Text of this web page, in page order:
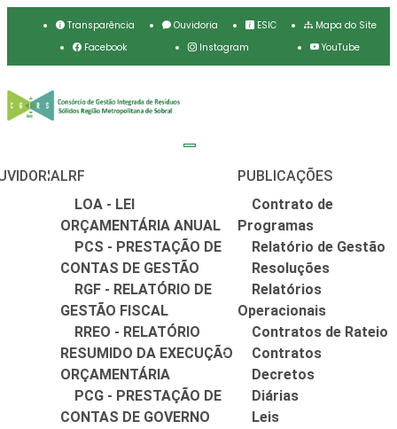
Transparência Ouvidoria ESIC
Mapa do Site
Facebook
Instagram YouTube
LRF
LOA - LEI
ORÇAMENTÁRIA ANUAL
PCS - PRESTAÇÃO DE
CONTAS DE GESTÃO
RGF - RELATÓRIO DE
GESTÃO FISCAL
RREO - RELATÓRIO
RESUMIDO DA EXECUÇÃO
ORÇAMENTÁRIA
PCG - PRESTAÇÃO DE
CONTAS DE GOVERNO
PUBLICAÇÕES
Contrato de
Programas
Relatório de Gestão
Resoluções
Relatórios
Operacionais
Contratos de Rateio
Contratos
Decretos
Diárias
Leis